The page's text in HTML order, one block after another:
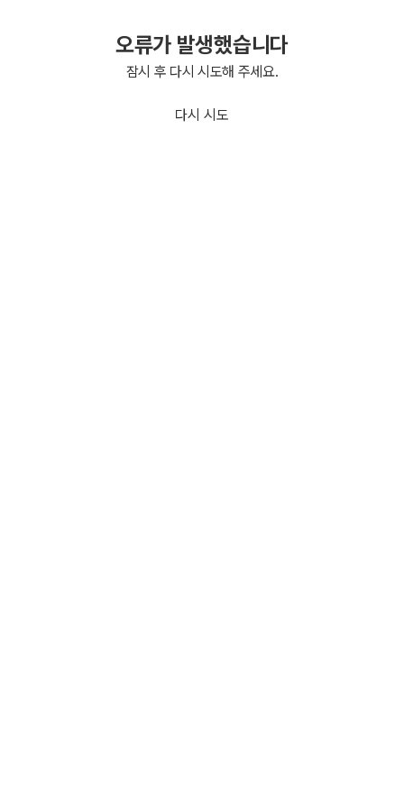
오류가 발생했습니다
잠시 후 다시 시도해 주세요.
다시 시도